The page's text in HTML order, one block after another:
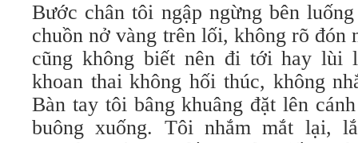
Bước chân tôi ngập ngừng bên
chuồn nở vàng trên lối, không rõ đón
cũng không biết nên đi tới hay lùi
khoan thai không hối thúc, không
Bàn tay tôi bâng khuâng đặt lên
buông xuống. Tôi nhắm mắt lại,